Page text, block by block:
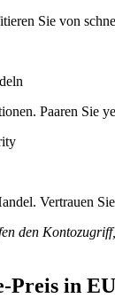
Sie von
Paaren Sie
Vertrauen
den
Preis in